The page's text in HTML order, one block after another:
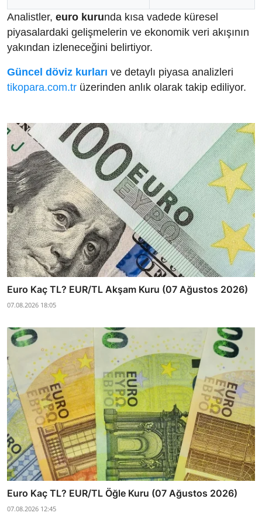
Analistler, euro kurunda kısa vadede küresel
piyasalardaki gelişmelerin ve ekonomik veri akışının
yakından izleneceğini belirtiyor.
Güncel döviz kurları ve detaylı piyasa analizleri
tikopara.com.tr üzerinden anlık olarak takip ediliyor.
Euro Kaç TL? EUR/TL Akşam Kuru (07 Ağustos 2026)
07.08.2026 18:05
Euro Kaç TL? EUR/TL Öğle Kuru (07 Ağustos 2026)
07.08.2026 12:45